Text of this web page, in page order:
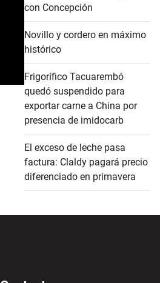
con Concepción
Novillo y cordero en máximo
histórico
Frigorífico Tacuarembó
quedó suspendido para
exportar carne a China por
presencia de imidocarb
El exceso de leche pasa
factura: Claldy pagará precio
diferenciado en primavera